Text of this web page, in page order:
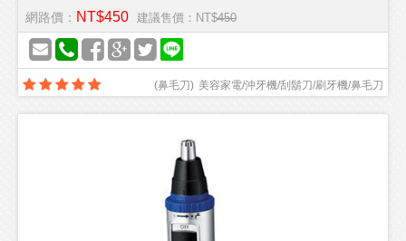
網路價： NT$450 建議售價：NT$450
美容家電/沖牙機/刮鬍刀/刷牙機/鼻毛刀
(鼻毛刀)